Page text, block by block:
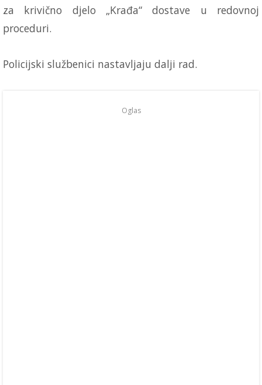
za krivično djelo „Krađa“ dostave u redovnoj
proceduri.
Policijski službenici nastavljaju dalji rad.
Oglas